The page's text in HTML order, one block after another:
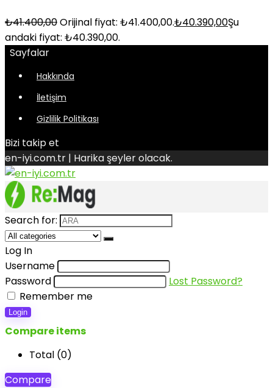
₺41.400,00Orijinal fiyat: ₺41.400,00.₺40.390,00Şu
andaki fiyat: ₺40.390,00.
Sayfalar
Hakkında
İletişim
Gizlilik Politikası
Bizi takip et
en-iyi.com.tr | Harika şeyler olacak.
Search for:
Log In
Username
Password
Lost Password?
Remember me
Login
Compare items
Total (0)
Compare